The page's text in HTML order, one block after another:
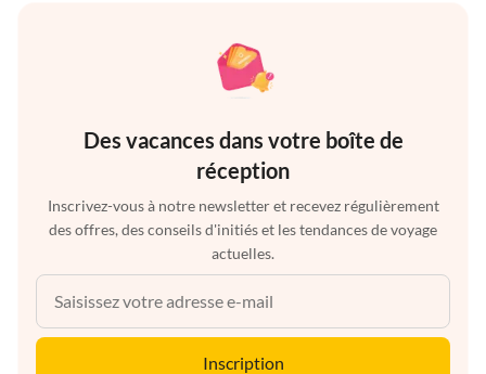
Des vacances dans votre boîte de
réception
Inscrivez-vous à notre newsletter et recevez régulièrement
des offres, des conseils d'initiés et les tendances de voyage
actuelles.
Inscription